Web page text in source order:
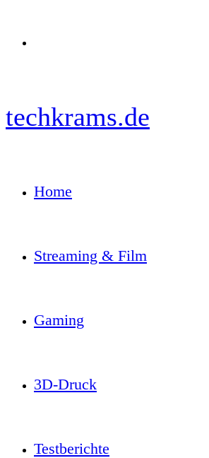
techkrams.de
Home
Streaming & Film
Gaming
3D-Druck
Testberichte